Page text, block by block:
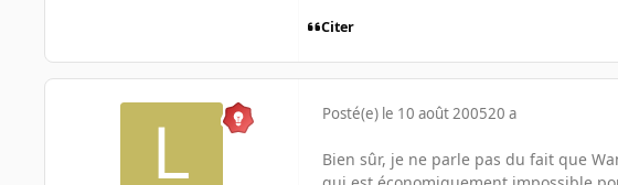
Citer
Posté(e) le 10 août 200520 a
Bien sûr, je ne parle pas du fait que